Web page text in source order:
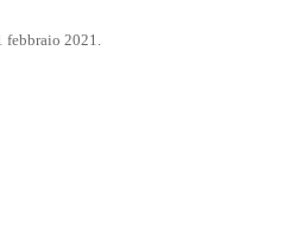
febbraio 2021.